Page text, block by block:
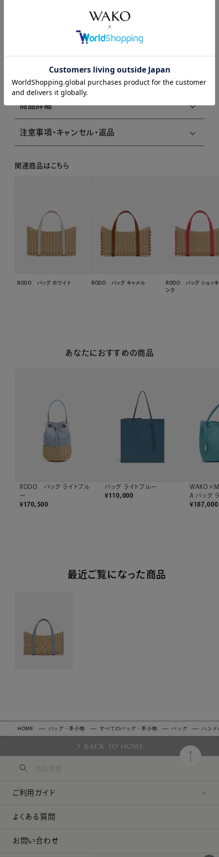
商品説明
商品詳細
注意事項・キャンセル・返品
関連商品はこちら
RODO バッグ ホワイト RODO バッグ キャメル
RODO バッグ ショッ
ンク
あなたにおすすめの商品
RODO バッグ ライトブル
ー
¥170,500
バッグ ライトブルー
¥110,000
A バッグ
¥187,000
最近ご覧になった商品
HOME バッグ・革小物 すべてのバッグ・革小物 バッグ ハンド
BACK TO HOME
ご利用ガイド
よくある質問
お問い合わせ